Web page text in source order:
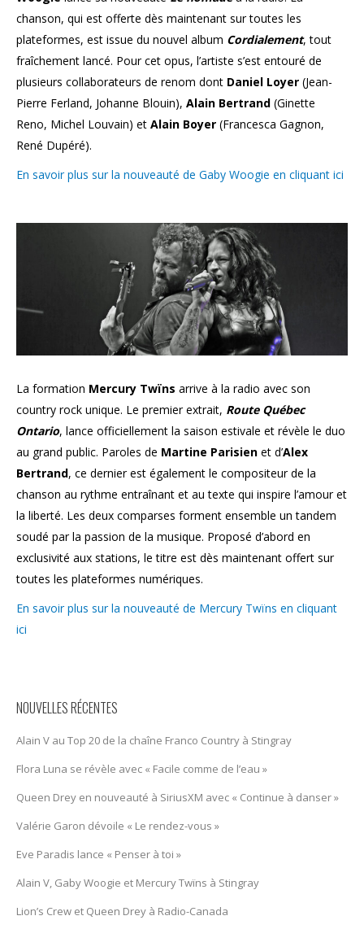
chanson, qui est offerte dès maintenant sur toutes les
plateformes, est issue du nouvel album Cordialement, tout
fraîchement lancé. Pour cet opus, l’artiste s’est entouré de
plusieurs collaborateurs de renom dont Daniel Loyer (Jean-
Pierre Ferland, Johanne Blouin), Alain Bertrand (Ginette
Reno, Michel Louvain) et Alain Boyer (Francesca Gagnon,
René Dupéré).
En savoir plus sur la nouveauté de Gaby Woogie en cliquant ici
La formation Mercury Twïns arrive à la radio avec son
country rock unique. Le premier extrait, Route Québec
Ontario, lance officiellement la saison estivale et révèle le duo
au grand public. Paroles de Martine Parisien et d’Alex
Bertrand, ce dernier est également le compositeur de la
chanson au rythme entraînant et au texte qui inspire l’amour et
la liberté. Les deux comparses forment ensemble un tandem
soudé par la passion de la musique. Proposé d’abord en
exclusivité aux stations, le titre est dès maintenant offert sur
toutes les plateformes numériques.
En savoir plus sur la nouveauté de Mercury Twïns en cliquant
ici
NOUVELLES RÉCENTES
Alain V au Top 20 de la chaîne Franco Country à Stingray
Flora Luna se révèle avec « Facile comme de l’eau »
Queen Drey en nouveauté à SiriusXM avec « Continue à danser »
Valérie Garon dévoile « Le rendez-vous »
Eve Paradis lance « Penser à toi »
Alain V, Gaby Woogie et Mercury Twïns à Stingray
Lion’s Crew et Queen Drey à Radio-Canada